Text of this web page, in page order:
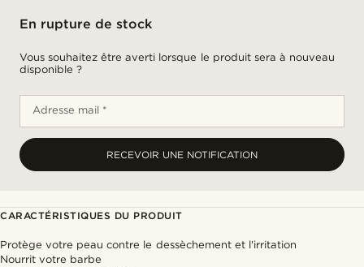
En rupture de stock
Vous souhaitez être averti lorsque le produit sera à nouveau
disponible ?
Adresse mail *
RECEVOIR UNE NOTIFICATION
CARACTÉRISTIQUES DU PRODUIT
Protège votre peau contre le dessèchement et l'irritation
Nourrit votre barbe